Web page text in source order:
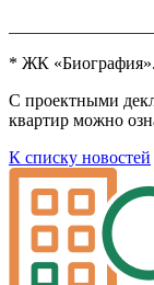
* ЖК
С проектными
квартир можно
К списку новостей